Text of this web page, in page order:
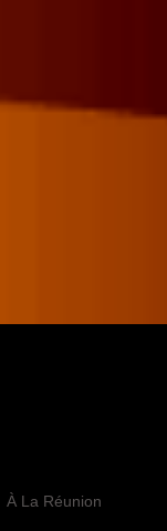
À La Réunion